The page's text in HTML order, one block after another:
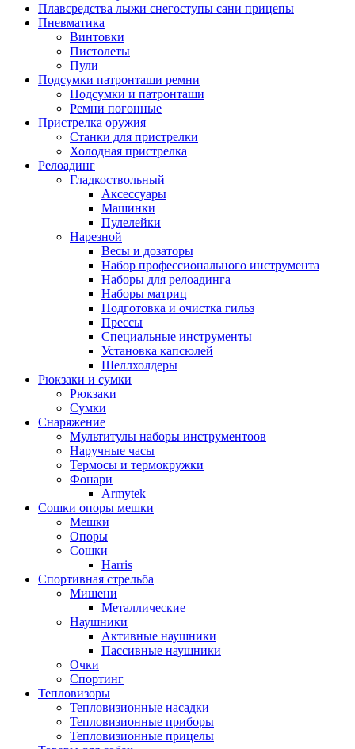
Плавсредства лыжи снегоступы сани прицепы
Пневматика
Винтовки
Пистолеты
Пули
Подсумки патронташи ремни
Подсумки и патронташи
Ремни погонные
Пристрелка оружия
Станки для пристрелки
Холодная пристрелка
Релоадинг
Гладкоствольный
Аксессуары
Машинки
Пулелейки
Нарезной
Весы и дозаторы
Набор профессионального инструмента
Наборы для релоадинга
Наборы матриц
Подготовка и очистка гильз
Прессы
Специальные инструменты
Установка капсюлей
Шеллхолдеры
Рюкзаки и сумки
Рюкзаки
Сумки
Снаряжение
Мультитулы наборы инструментоов
Наручные часы
Термосы и термокружки
Фонари
Armytek
Сошки опоры мешки
Мешки
Опоры
Сошки
Harris
Спортивная стрельба
Мишени
Металлические
Наушники
Активные наушники
Пассивные наушники
Очки
Спортинг
Тепловизоры
Тепловизионные насадки
Тепловизионные приборы
Тепловизионные прицелы